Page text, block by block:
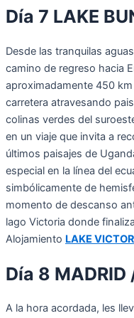
Día 7 LAKE
Desde las tranquilas
camino de regreso hacia
aproximadamente 450
carretera atravesando
colinas verdes del
en un viaje que invita a
últimos paisajes de
especial en la línea del
simbólicamente de
momento de descanso
lago Victoria donde
Alojamiento LAKE
Día 8 MADRID
A la hora acordada, les